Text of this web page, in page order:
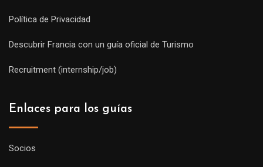
Política de Privacidad
Descubrir Francia con un guía oficial de Turismo
Recruitment (internship/job)
Enlaces para los guías
Socios